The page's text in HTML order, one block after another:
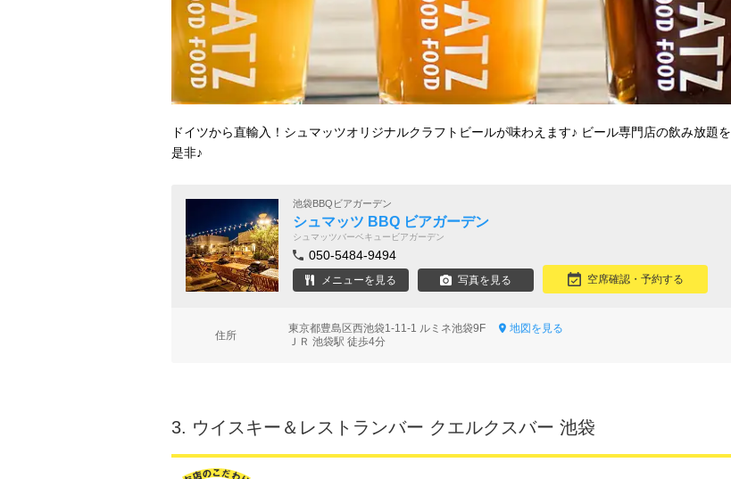
ドイツから直輸入！シュマッツオリジナルクラフトビールが味わえます♪ ビール専門店の飲み放題を
是非♪
池袋BBQビアガーデン
シュマッツ BBQ ビアガーデン
シュマッツバーベキュービアガーデン
050-5484-9494
メニューを見る 写真を見る 空席確認・予約する
住所
東京都豊島区西池袋1-11-1 ルミネ池袋9F
地図を見る
ＪＲ 池袋駅 徒歩4分
3. ウイスキー＆レストランバー クエルクスバー 池袋